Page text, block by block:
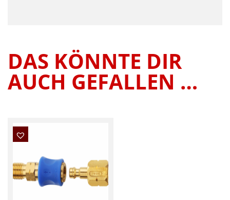
DAS KÖNNTE DIR
AUCH GEFALLEN …